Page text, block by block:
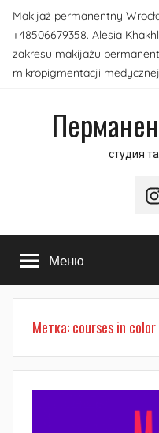
Перейти
содержимому
Makijaż permanentny
+48506679358. Alesia
zakresu makijażu
mikropigmentacji
студия
Меню
Метка:courses in